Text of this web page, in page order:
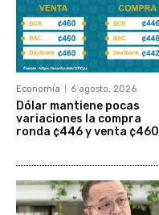
Economía 6 agosto, 2026
Dólar mantiene pocas
variaciones la compra
ronda ¢446 y venta ¢460